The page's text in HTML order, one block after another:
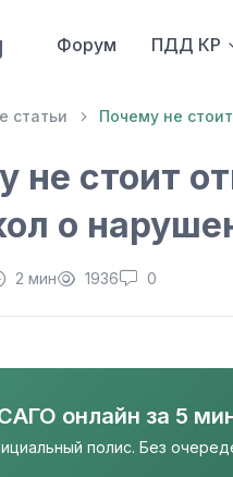
Форум ПДД КР
статьи Почему не
не стоит
о
2 мин 1936 0
онлайн за 5
полис. Без